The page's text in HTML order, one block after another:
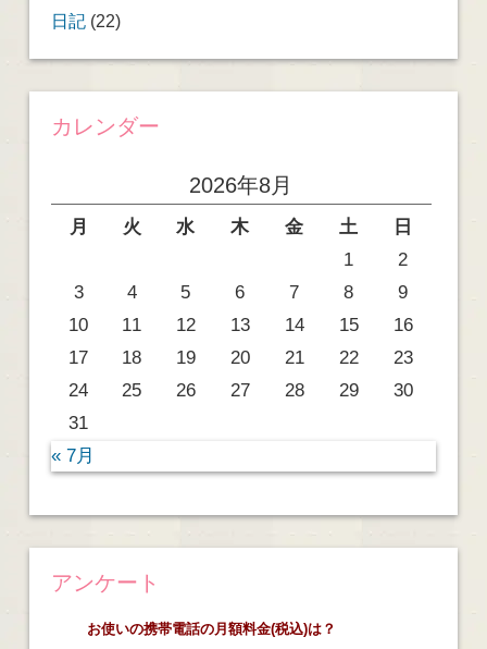
日記(22)
カレンダー
2026年8月
月 火 水 木 金 土
日
1
2
3
4 5 6 7 8
9
10
11 12 13 14 15
16
17
18 19 20 21 22
23
24
25 26 27 28 29
30
31
« 7月
アンケート
お使いの携帯電話の月額料金(税込)は？